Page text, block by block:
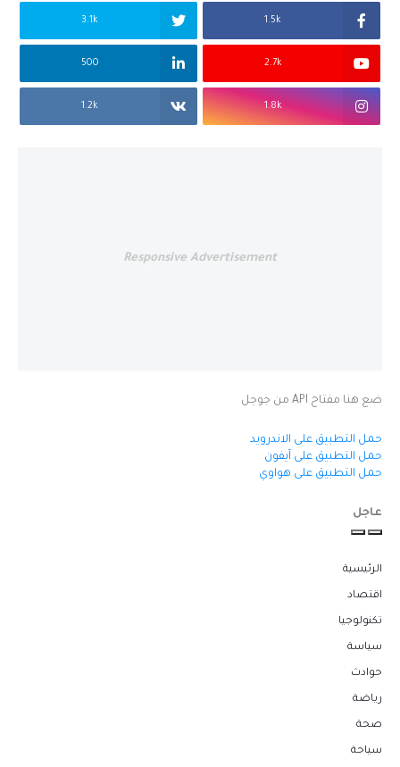
1.5k
3.1k
2.7k
500
1.8k
1.2k
Responsive Advertisement
ضع هنا مفتاح API من جوجل
حمل التطبيق على الاندرويد
حمل التطبيق على آيفون
حمل التطبيق على هواوي
عاجل
الرئيسية
اقتصاد
تكنولوجيا
سياسة
حوادث
رياضة
صحة
سياحة